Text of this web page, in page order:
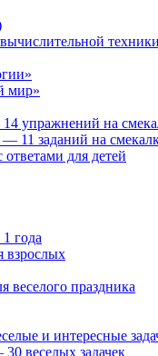
мир»
упражнений на
11 заданий на
для детей
года
взрослых
веселого праздника
и интересные
веселых задачек